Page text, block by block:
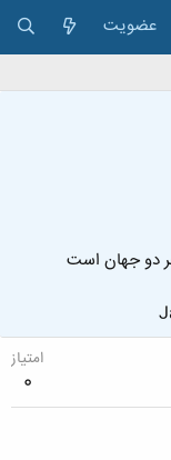
عضویت
دو جهان است
امتیاز
0